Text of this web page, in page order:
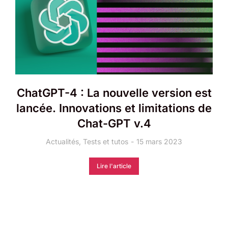
ChatGPT-4 : La nouvelle version est
lancée. Innovations et limitations de
Chat-GPT v.4
Actualités Tests et tutos 15 mars 2023
Lire l'article